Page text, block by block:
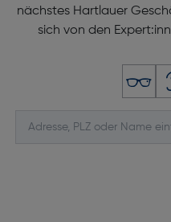
nächstes Hartlauer
sich von den